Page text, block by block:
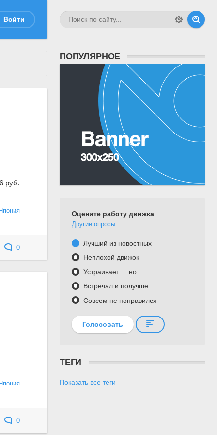
Войти
руб.
0
0
ПОПУЛЯРНОЕ
Оцените работу движка
Другие опросы...
Лучший из новостных
Неплохой движок
Устраивает ... но ...
Встречал и получше
Совсем не понравился
Голосовать
ТЕГИ
Показать все теги